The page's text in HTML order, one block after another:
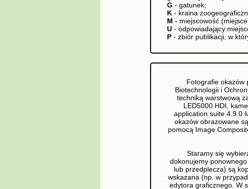
G - gatunek;
K - kraina
M - miejscowość
U - odpowiadający
P - zbiór publikacji, w
Fotografie okazów
Biotechnologii i
techniką warstwową
LED5000 HDI,
application suite 4.9.0
okazów obrazowane
pomocą Image
Staramy się
dokonujemy
lub przedplecza) są
wskazana (np. w
edytora graficznego. W